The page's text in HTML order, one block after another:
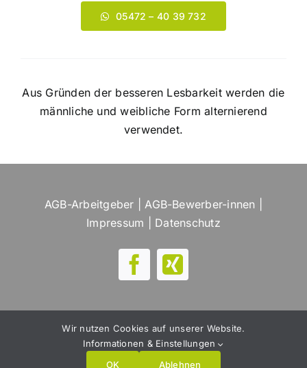
05472 – 40 39 732
Aus Gründen der besseren Lesbarkeit werden die
männliche und weibliche Form alternierend
verwendet.
AGB-Arbeitgeber |AGB-Bewerber-innen
Impressum
Datenschutz
Der Jobmakler| Webdesign &
TNMS
Wir nutzen Cookies auf unserer Website.
Informationen & Einstellungen
OK
Ablehnen